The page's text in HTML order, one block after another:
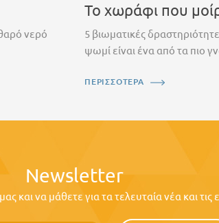
νερό
Το χωράφι που
5 βιωματικές
ψωμί είναι ένα από τα πιο
ΠΕΡΙΣΣΟΤΕΡΑ
Newsletter
και να μάθετε για τα τελευταία νέα και τις